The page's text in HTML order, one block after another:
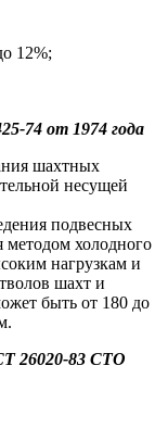
12%;
74 от 1974 года
шахтных
несущей
подвесных
методом холодного
нагрузкам и
шахт и
быть от 180 до
26020-83 СТО